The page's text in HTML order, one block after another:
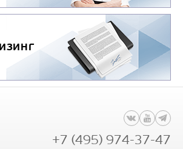
+7 (495) 974-37-47